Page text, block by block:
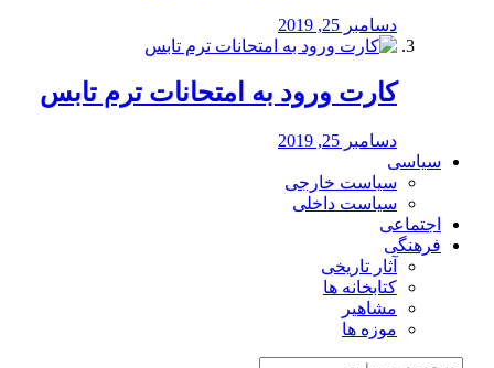
دسامبر 25, 2019
کارت ورود به امتحانات ترم تابس
دسامبر 25, 2019
سیاسی
سیاست خارجی
سیاست داخلی
اجتماعی
فرهنگی
آثار تاریخی
کتابخانه ها
مشاهیر
موزه ها